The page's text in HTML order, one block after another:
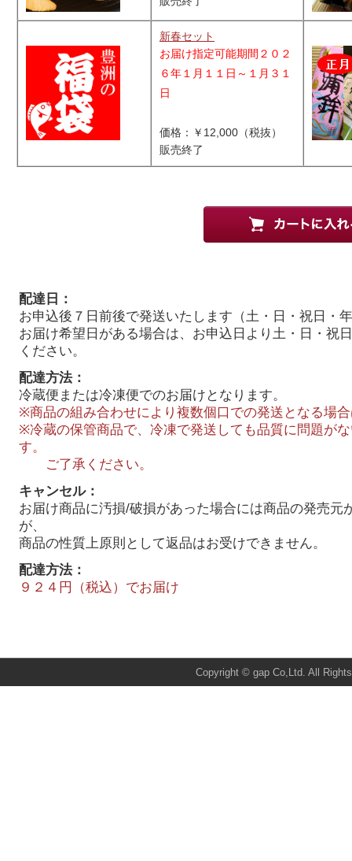
新春セット
お届け指定可能期間２０２
６年１月１１日～１月３１
日
価格：￥12,000（税抜）
販売終了
配達日：
お申込後７日前後で発送いたします（土・日・祝日・
お届け希望日がある場合は、お申込日より土・日・祝
ください。
配達方法：
冷蔵便または冷凍便でのお届けとなります。
※商品の組み合わせにより複数個口での発送となる場
※冷蔵の保管商品で、冷凍で発送しても品質に問題が
す。
ご了承ください。
キャンセル：
お届け商品に汚損/破損があった場合には商品の発売元
が、
商品の性質上原則として返品はお受けできません。
配達方法：
９２４円（税込）でお届け
Copyright © gap Co,Ltd. All